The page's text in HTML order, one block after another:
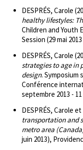
DESPRÉS, Carole
healthy lifestyles:
Children and Youth
Session (29 mai
DESPRÉS, Carole
strategies to age in
design. Symposium
Conférence
septembre 2013 -
DESPRÉS, Carole
transportation and
metro area
juin 2013),